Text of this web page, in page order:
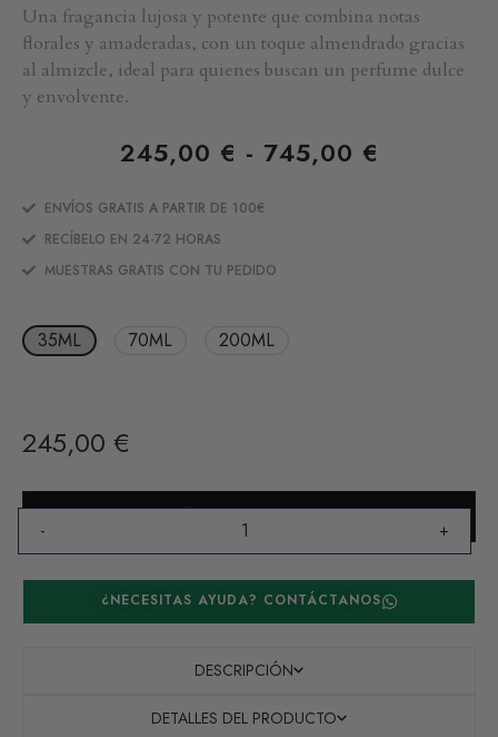
Una fragancia lujosa y potente que combina notas
florales y amaderadas, con un toque almendrado gracias
al almizcle, ideal para quienes buscan un perfume dulce
y envolvente.
245,00 € - 745,00 €
ENVÍOS GRATIS A PARTIR DE 100€
RECÍBELO EN 24-72 HORAS
MUESTRAS GRATIS CON TU PEDIDO
35ML 70ML 200ML
245,00 €
- +
AÑADIR AL CARRITO
¿NECESITAS AYUDA? CONTÁCTANOS
DESCRIPCIÓN
DETALLES DEL PRODUCTO